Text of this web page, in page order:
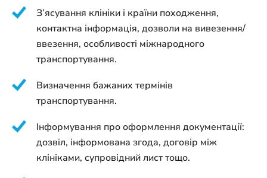
З’ясування клініки і країни походження,
контактна інформація, дозволи на вивезення/
ввезення, особливості міжнародного
транспортування.
Визначення бажаних термінів
транспортування.
Інформування про оформлення документації:
дозвіл, інформована згода, договір між
клініками, супровідний лист тощо.